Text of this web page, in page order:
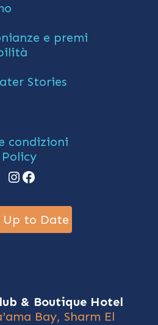
e premi
Stories
condizioni
Instagram
Facebook
Up to Date
& Boutique Hotel
Bay, Sharm El